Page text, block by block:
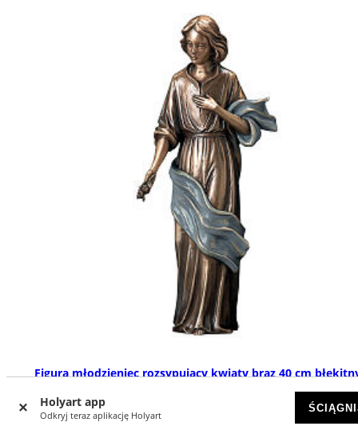
Holyart app
Odkryj teraz aplikację Holyart
Figura młodzieniec rozsypujący kwiaty brąz 40 cm
NA ZAMÓWIENIE